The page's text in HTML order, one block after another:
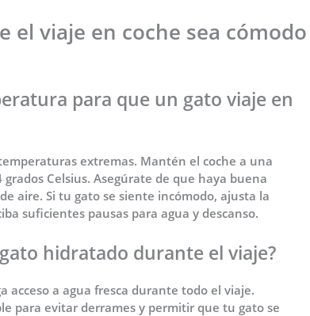
el viaje en coche sea cómodo
para que un gato viaje en
extremas. Mantén el coche a una
Celsius. Asegúrate de que haya buena
aire. Si tu gato se siente incómodo, ajusta la
suficientes pausas para agua y descanso.
hidratado durante el viaje?
acceso a agua fresca durante todo el viaje.
para evitar derrames y permitir que tu gato se